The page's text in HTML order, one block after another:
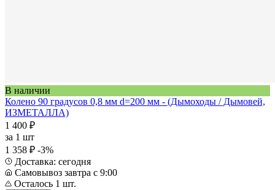
В наличии
Колено 90 градусов 0,8 мм d=200 мм - (Дымоходы / Дымовей,
ИЗМЕТАЛЛА)
1 400 ₽
за 1 шт
1 358 ₽ -3%
Доставка: сегодня
Самовывоз завтра с 9:00
Осталось 1 шт.